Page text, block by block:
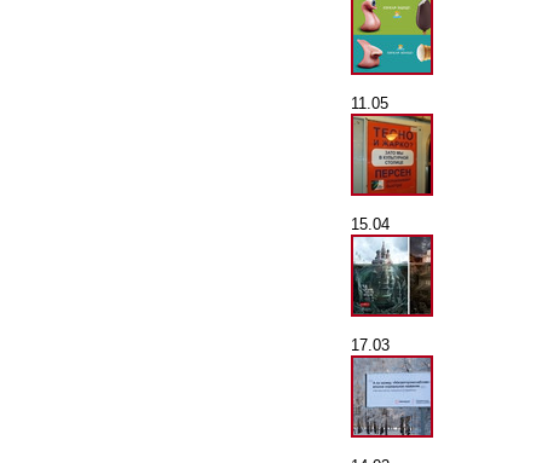
11.05
15.04
17.03